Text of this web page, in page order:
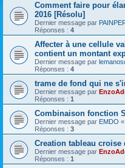
Comment faire pour
2016 [Résolu]
Dernier message par
Réponses : 4
Affecter à une cellule
contient un montant
Dernier message par
Réponses : 4
trame de fond qui ne
Dernier message par
Réponses : 1
Combinaison fonction
Dernier message par EMDO «
Réponses : 3
Creation tableau croise
Dernier message par
Réponses : 1